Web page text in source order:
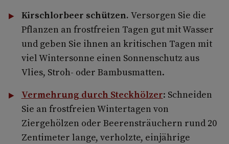
Kirschlorbeer schützen. Versorgen Sie die
Pflanzen an frostfreien Tagen gut mit Wasser
und geben Sie ihnen an kritischen Tagen mit
viel Wintersonne einen Sonnenschutz aus
Vlies, Stroh- oder Bambusmatten.
Vermehrung durch Steckhölzer: Schneiden
Sie an frostfreien Wintertagen von
Ziergehölzen oder Beerensträuchern rund 20
Zentimeter lange, verholzte, einjährige